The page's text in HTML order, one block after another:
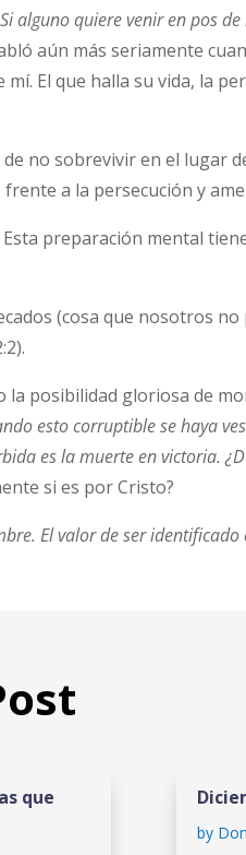
Si alguno quiere venir en pos
aún más seriamente
El que halla su vida, la
no sobrevivir en el lugar
a la persecución y
preparación mental
(cosa que nosotros no
la posibilidad gloriosa de
esto corruptible se haya
es la muerte en victoria.
si es por Cristo?
El valor de ser
que
by